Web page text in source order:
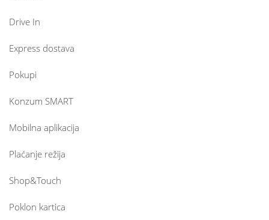
Drive In
Express dostava
Pokupi
Konzum SMART
Mobilna aplikacija
Plaćanje režija
Shop&Touch
Poklon kartica